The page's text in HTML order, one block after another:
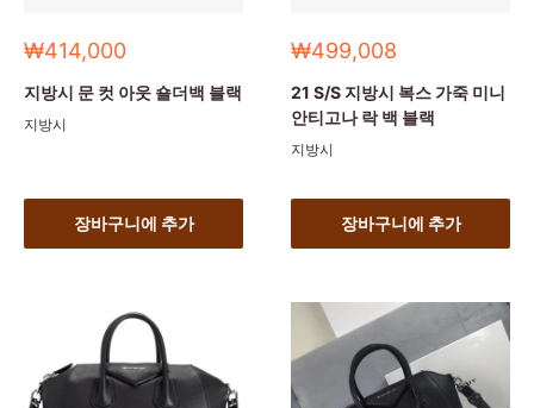
세
가
₩414,000
지방시 문 컷 아웃 숄더백 블랙
지방시
장바구니에 추가
세
가
₩499,008
21 S/S 지방시 복스 가죽 미니
안티고나 락 백 블랙
지방시
장바구니에 추가